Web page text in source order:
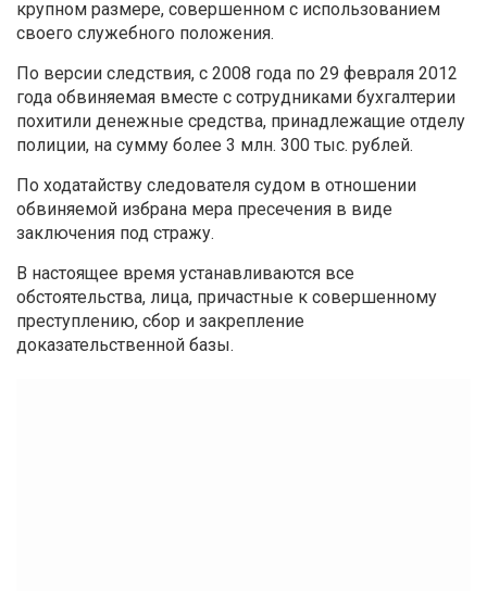
крупном размере, совершенном с использованием
своего служебного положения.
По версии следствия, с 2008 года по 29 февраля 2012
года обвиняемая вместе с сотрудниками бухгалтерии
похитили денежные средства, принадлежащие отделу
полиции, на сумму более 3 млн. 300 тыс. рублей.
По ходатайству следователя судом в отношении
обвиняемой избрана мера пресечения в виде
заключения под стражу.
В настоящее время устанавливаются все
обстоятельства, лица, причастные к совершенному
преступлению, сбор и закрепление
доказательственной базы.